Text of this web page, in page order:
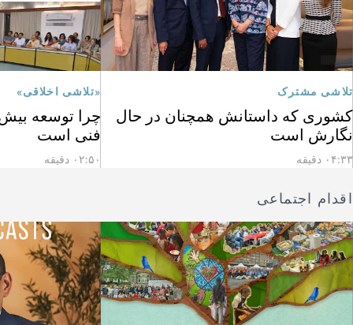
تلاشی مشترک
کشوری که داستانش همچنان در حال
نگارش است
۰۴:۳۳ دقیقه
«تلاشی اخلاقی»
چرا توسعه
فنی است
۰۲:۵۰ دقیقه
اقدام اجتماعی